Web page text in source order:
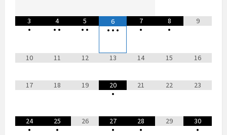
3
•
4
• •
5
• •
6
• • •
7
•
8
•
9
10 11 12 13 14 15 16
17 18 19
20
•
21 22 23
24
•
25
•
26
27
•
28
•
29
30
•